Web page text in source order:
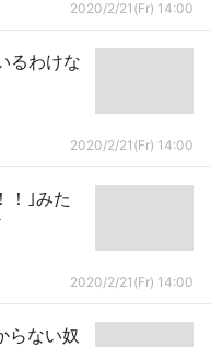
2020/2/21(Fr) 14:00
るわけな
2020/2/21(Fr) 14:00
！｣みた
2020/2/21(Fr) 14:00
らない奴